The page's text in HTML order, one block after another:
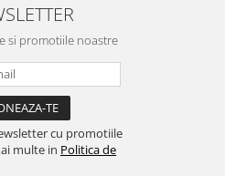
si promotiile noastre
cu promotiile
multe in Politica de